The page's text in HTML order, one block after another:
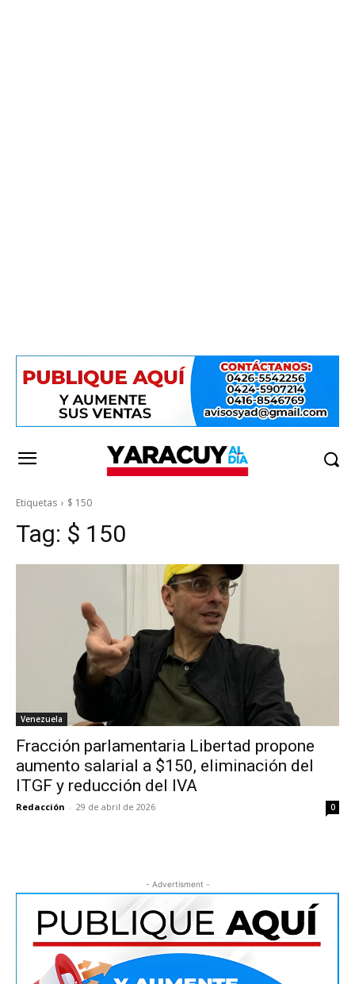
Etiquetas $ 150
Tag: $ 150
Venezuela
Fracción parlamentaria Libertad propone
aumento salarial a $150, eliminación del
ITGF y reducción del IVA
Redacción - 29 de abril de 2026 0
- Advertisment -